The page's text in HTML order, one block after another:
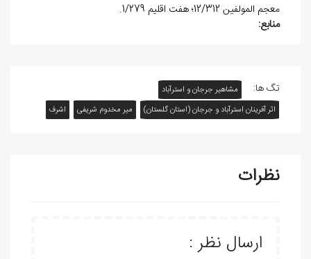
معجم المولفين 12/312؛ هفت اقليم 1/279.
منابع:
تگ ها:
مشاهیر جرجان و استرآباد
اثر آفرينان استرآباد و جرجان (استان گلستان)
مير مخدوم شريفی اشرف
نظرات
ارسال نظر :